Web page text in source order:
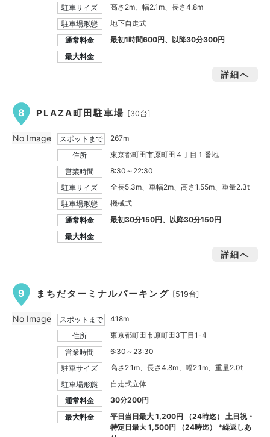
駐車サイズ
高さ2m、幅2.1m、長さ4.8m
駐車場形態
地下自走式
通常料金
最初1時間600円、以降30分300円
最大料金
詳細へ
8 PLAZA町田駐車場 [30台]
スポットまで
267m
住所
東京都町田市原町田４丁目１番地
営業時間
8:30～22:30
駐車サイズ
全長5.3m、車幅2m、高さ1.55m、重量2.3t
駐車場形態
機械式
通常料金
最初30分150円、以降30分150円
最大料金
詳細へ
No Image
9 まちだターミナルパーキング [519台]
スポットまで
418m
住所
東京都町田市原町田3丁目1-4
営業時間
6:30～23:30
駐車サイズ
高さ2.1m、長さ4.8m、幅2.1m、重量2.0t
駐車場形態
自走式立体
通常料金
30分200円
最大料金
平日当日最大1,200円
（24時迄） 土日祝・
特定日最大1,500円
（24時迄） *繰返しあ
No Image